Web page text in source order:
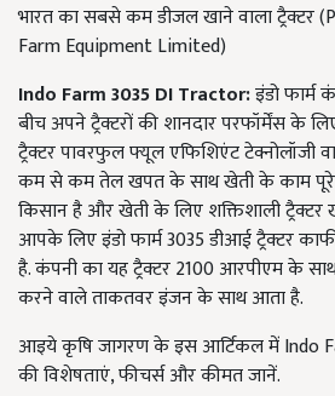
भारत का सबसे कम डीजल खाने वाला ट्रैक्टर
Farm Equipment Limited)
Indo Farm 3035 DI Tractor:इंडो फार्म
बीच अपने ट्रैक्टरों की शानदार परफॉर्मेंस के
ट्रैक्टर पावरफुल फ्यूल एफिशिएंट
कम से कम तेल खपत के साथ खेती के काम
किसान है और खेती के लिए शक्तिशाली ट्रैक्टर
आपके लिए इंडो फार्म 3035 डीआई ट्रैक्टर
है. कंपनी का यह ट्रैक्टर 2100 आरपीएम के
करने वाले ताकतवर इंजन के साथ आता है.
आइये कृषि जागरण के इस आर्टिकल में Indo
की विशेषताएं, फीचर्स और कीमत जानें.